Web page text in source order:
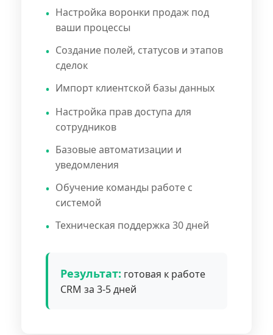
Настройка воронки продаж под
ваши процессы
Создание полей, статусов и этапов
сделок
Импорт клиентской базы данных
Настройка прав доступа для
сотрудников
Базовые автоматизации и
уведомления
Обучение команды работе с
системой
Техническая поддержка 30 дней
Результат: готовая к работе
CRM за 3-5 дней